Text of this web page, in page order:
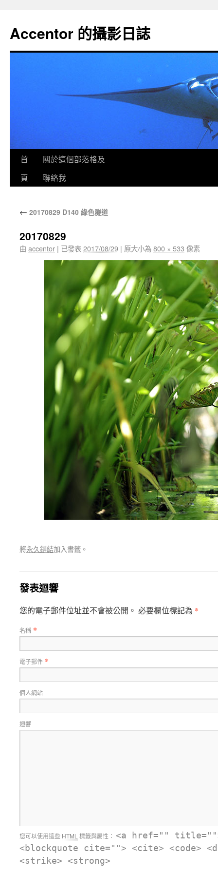
Accentor 的攝影日誌
首
頁
關於這個部落格及
聯絡我
← 20170829 D140 綠色隧道
20170829
由 accentor | 已發表2017/08/29 | 原大小為800 × 533 像素
將永久鏈結加入書籤。
發表迴響
您的電子郵件位址並不會被公開。 必要欄位標記為 *
名稱 *
電子郵件 *
個人網站
迴響
您可以使用這些 HTML 標籤與屬性： <a href=""
<blockquote cite=""> <cite> <code>
<strike> <strong>